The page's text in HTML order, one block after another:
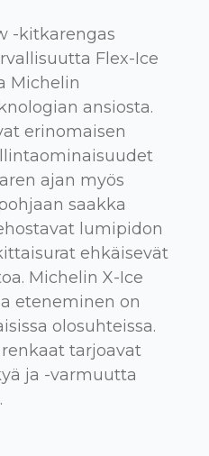
-kitkarengas
Flex-Ice
Michelin
ansiosta.
erinomaisen
ajan myös
saakka
lumipidon
ehkäisevät
Michelin X-Ice
eteneminen on
olosuhteissa.
tarjoavat
ja -varmuutta